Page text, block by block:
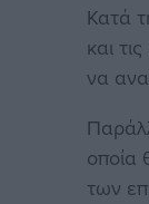
Κατά
και
να
οποία
των